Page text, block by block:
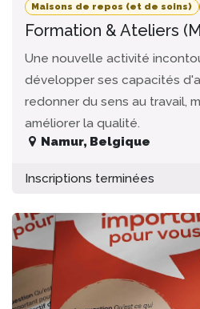
Maisons de repos (et de soins)
Formation & Ateliers
Une nouvelle activité
développer ses capacités
redonner du sens au travail,
améliorer la qualité.
Namur, Belgique
Inscriptions terminées